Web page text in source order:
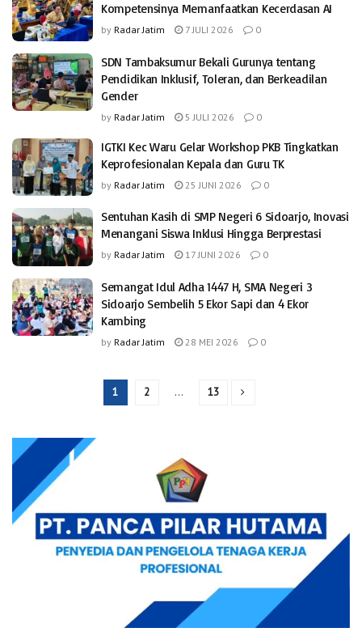
Kompetensinya Memanfaatkan Kecerdasan AI
by Radar Jatim 7 JULI 2026 0
SDN Tambaksumur Bekali Gurunya tentang
Pendidikan Inklusif, Toleran, dan Berkeadilan
Gender
by Radar Jatim 5 JULI 2026 0
IGTKI Kec Waru Gelar Workshop PKB Tingkatkan
Keprofesionalan Kepala dan Guru TK
by Radar Jatim 25 JUNI 2026 0
Sentuhan Kasih di SMP Negeri 6 Sidoarjo, Inovasi
Menangani Siswa Inklusi Hingga Berprestasi
by Radar Jatim 17 JUNI 2026 0
Semangat Idul Adha 1447 H, SMA Negeri 3
Sidoarjo Sembelih 5 Ekor Sapi dan 4 Ekor
Kambing
by Radar Jatim 28 MEI 2026 0
1 2 … 13